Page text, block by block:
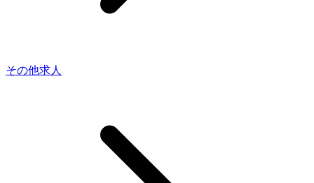
その他求人